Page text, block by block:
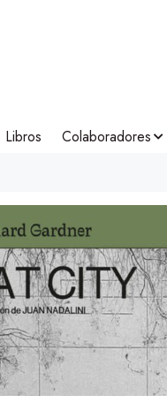
Libros Colaboradores